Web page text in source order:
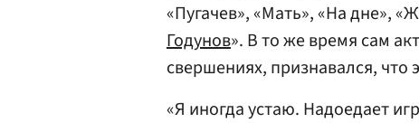
«Пугачев», «Мать», «На дне»,
Годунов». В то же время сам
свершениях, признавался, что
«Я иногда устаю. Надоедает